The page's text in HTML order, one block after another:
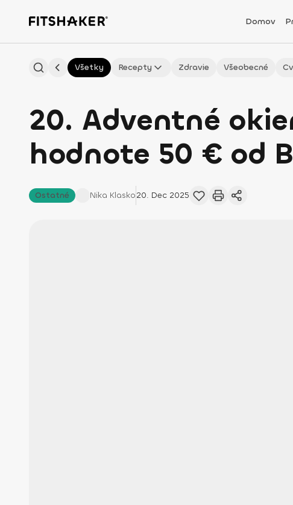
Domov
Všetky Recepty Zdravie Všeobecné
20. Adventné
hodnote 50 € od
Ostatné Nika Klasko20. Dec 2025